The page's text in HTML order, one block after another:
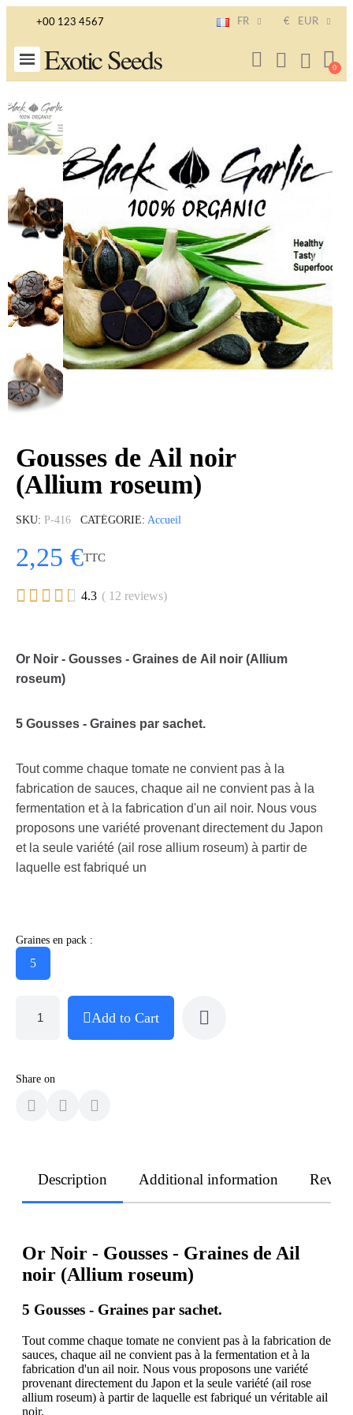
+00 123 4567 FR € EUR
Exotic Seeds
Gousses de Ail noir
(Allium roseum)
SKU P-416 CATÉGORIE Accueil
2,25 €TTC
     4.3 ( 12 reviews)
Or Noir - Gousses - Graines de Ail noir (Allium
roseum)
5 Gousses - Graines par sachet.
Tout comme chaque tomate ne convient pas à la
fabrication de sauces, chaque ail ne convient pas à la
fermentation et à la fabrication d'un ail noir. Nous vous
proposons une variété provenant directement du Japon
et la seule variété (ail rose allium roseum) à partir de
laquelle est fabriqué un
Graines en pack :
5
Add to Cart
Share on
Description Additional information
Or Noir - Gousses - Graines de Ail
noir (Allium roseum)
5 Gousses - Graines par sachet.
Tout comme chaque tomate ne convient pas à la fabrication de
sauces, chaque ail ne convient pas à la fermentation et à la
fabrication d'un ail noir. Nous vous proposons une variété
provenant directement du Japon et la seule variété (ail rose
allium roseum) à partir de laquelle est fabriqué un véritable ail
noir.